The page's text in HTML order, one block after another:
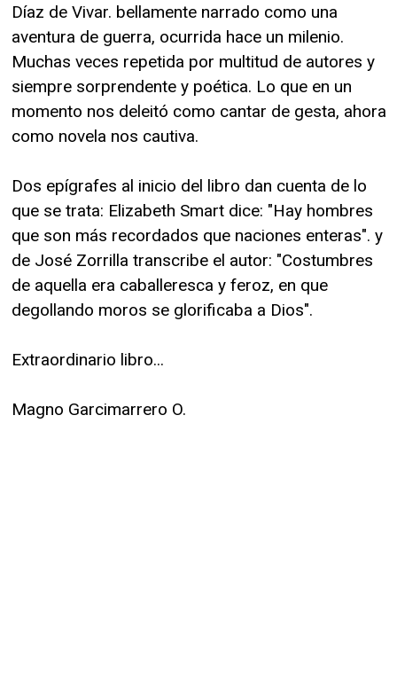
Díaz de Vivar. bellamente narrado como una
aventura de guerra, ocurrida hace un milenio.
Muchas veces repetida por multitud de autores y
siempre sorprendente y poética. Lo que en un
momento nos deleitó como cantar de gesta, ahora
como novela nos cautiva.
Dos epígrafes al inicio del libro dan cuenta de lo
que se trata: Elizabeth Smart dice: "Hay hombres
que son más recordados que naciones enteras". y
de José Zorrilla transcribe el autor: "Costumbres
de aquella era caballeresca y feroz, en que
degollando moros se glorificaba a Dios".
Extraordinario libro...
Magno Garcimarrero O.